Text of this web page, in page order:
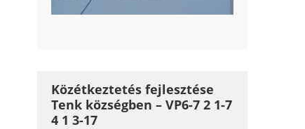
Közétkeztetés fejlesztése
Tenk községben – VP6-7 2 1-7
4 1 3-17